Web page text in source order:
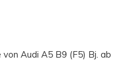
Audi A5 B9 (F5) Bj. ab